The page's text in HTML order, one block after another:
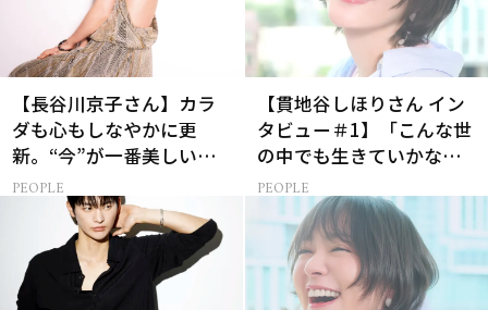
【長谷川京子さん】カラ
ダも心もしなやかに更
新。“今”が一番美しい
［特別画像集］
PEOPLE
【貫地谷しほりさん イン
タビュー＃1】「こんな世
の中でも生きていかなけ
れば…」母になった今の
彼女だからこそ演じられ
る樋口一葉とは？
PEOPLE